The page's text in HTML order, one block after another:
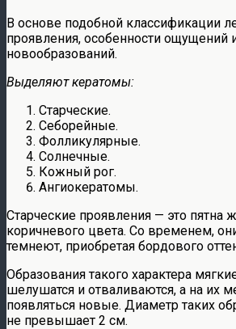
В основе подобной классификации
проявления, особенности ощущений
новообразований.
Выделяют кератомы:
Старческие.
Себорейные.
Фолликулярные.
Солнечные.
Кожный рог.
Ангиокератомы.
Старческие проявления — это пятна
коричневого цвета. Со временем,
темнеют, приобретая бордового
Образования такого характера
шелушатся и отваливаются, а на их
появляться новые. Диаметр таких
не превышает 2 см.